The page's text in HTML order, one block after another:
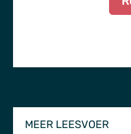
MEER LEESVOER